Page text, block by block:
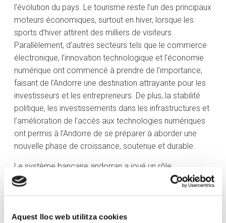
Aquest lloc web utilitza cookies
l’évolution du pays. Le tourisme reste l’un des principaux
moteurs économiques, surtout en hiver, lorsque les
sports d’hiver attirent des milliers de visiteurs.
Parallèlement, d’autres secteurs tels que le commerce
électronique, l’innovation technologique et l’économie
numérique ont commencé à prendre de l’importance,
faisant de l’Andorre une destination attrayante pour les
investisseurs et les entrepreneurs. De plus, la stabilité
politique, les investissements dans les infrastructures et
l’amélioration de l’accès aux technologies numériques
ont permis à l’Andorre de se préparer à aborder une
nouvelle phase de croissance, soutenue et durable.
Le système bancaire andorran a joué un rôle
fondamental dans l’évolution économique du pays.
Nous avons adopté les normes internationales et les
blanchiment de capitaux et la fraude fiscale. Le paradis